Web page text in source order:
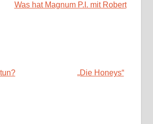
Was hat Magnum P.I. mit Robert
„Die Honeys“